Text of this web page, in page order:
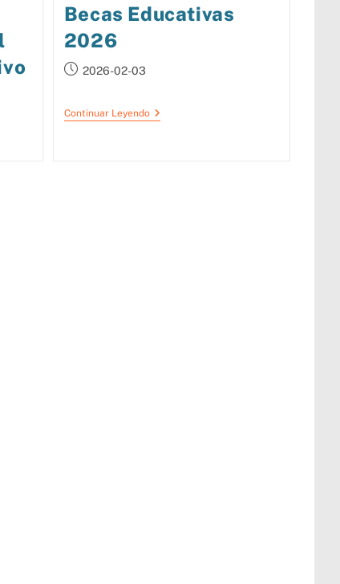
Becas Educativas
2026
2026-02-03
Continuar Leyendo